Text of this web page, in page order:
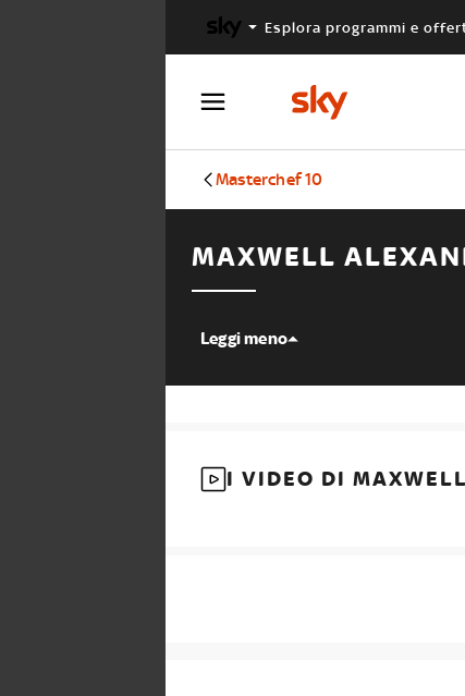
Esplora programmi e
Masterchef 10
MAXWELL
Leggi meno
I VIDEO DI